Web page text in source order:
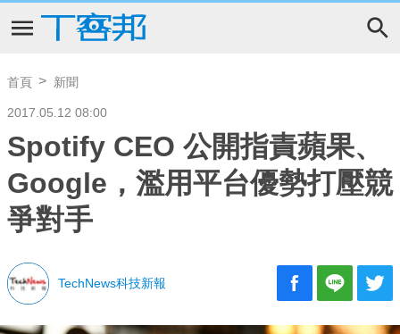
首頁 新聞
2017.05.12 08:00
Spotify CEO 公開指責蘋果、
Google，濫用平台優勢打壓競
爭對手
TechNews科技新報